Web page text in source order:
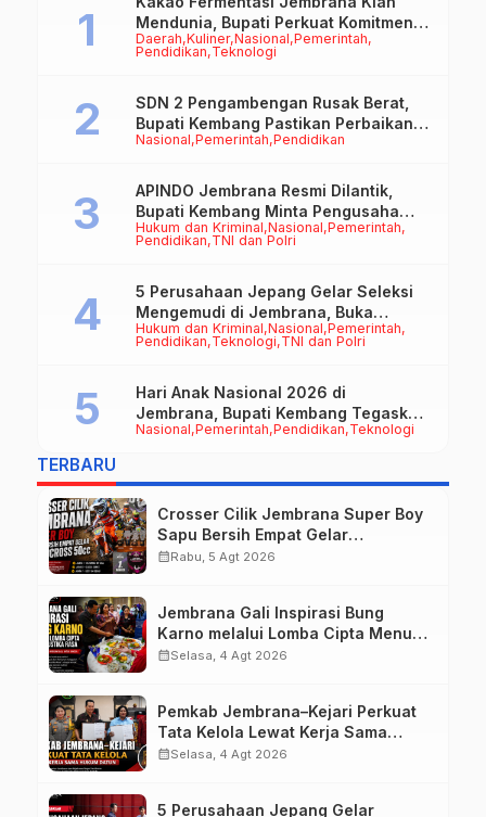
Daerah Kuliner Nasional Pemerintah
Pendidikan Teknologi
Mendunia, Bupati Perkuat Komitmen
pada Standar Mutu dan Keberlanjutan
Nasional Pemerintah Pendidikan
SDN 2 Pengambengan Rusak Berat,
Bupati Kembang Pastikan Perbaikan
Jadi Prioritas
Hukum dan Kriminal Nasional Pemerintah
Pendidikan TNI dan Polri
APINDO Jembrana Resmi Dilantik,
Bupati Kembang Minta Pengusaha
Jadi Motor Penggerak Ekonomi
Hukum dan Kriminal Nasional Pemerintah
Pendidikan Teknologi TNI dan Polri
5 Perusahaan Jepang Gelar Seleksi
Mengemudi di Jembrana, Buka
Peluang Kerja bagi Calon PMI
Nasional Pemerintah Pendidikan Teknologi
Hari Anak Nasional 2026 di
Jembrana, Bupati Kembang Tegaskan
Pentingnya Karakter dan Budaya di
TERBARU
Crosser Cilik Jembrana Super Boy
Sapu Bersih Empat Gelar
Motocross 50cc
calendar_monthRabu, 5 Agt 2026
Jembrana Gali Inspirasi Bung
Karno melalui Lomba Cipta Menu
Mustika Rasa
calendar_monthSelasa, 4 Agt 2026
Pemkab Jembrana–Kejari Perkuat
Tata Kelola Lewat Kerja Sama
Hukum Datun
calendar_monthSelasa, 4 Agt 2026
5 Perusahaan Jepang Gelar